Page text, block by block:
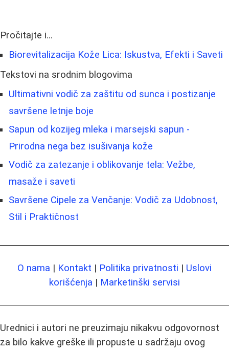
Pročitajte i...
Biorevitalizacija Kože Lica: Iskustva, Efekti i Saveti
Tekstovi na srodnim blogovima
Ultimativni vodič za zaštitu od sunca i postizanje
savršene letnje boje
Sapun od kozijeg mleka i marsejski sapun -
Prirodna nega bez isušivanja kože
Vodič za zatezanje i oblikovanje tela: Vežbe,
masaže i saveti
Savršene Cipele za Venčanje: Vodič za Udobnost,
Stil i Praktičnost
O nama | Kontakt | Politika privatnosti | Uslovi
korišćenja | Marketinški servisi
Urednici i autori ne preuzimaju nikakvu odgovornost
za bilo kakve greške ili propuste u sadržaju ovog